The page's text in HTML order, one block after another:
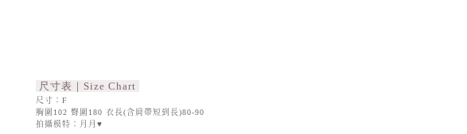
尺寸表｜Size Chart
尺寸：F
胸圍102 臀圍180 衣長(含肩帶短到長)80-90
拍攝模特：月月♥